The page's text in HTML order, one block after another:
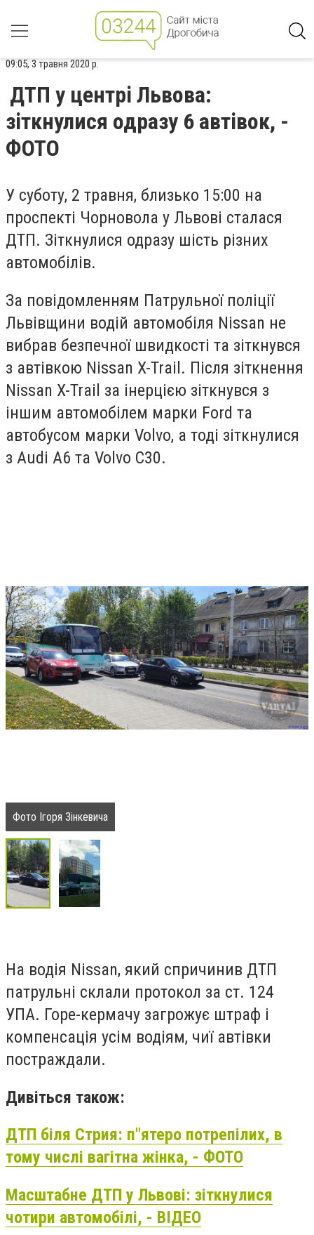
09:05, 3 травня 2020 р.
ДТП у центрі Львова:
зіткнулися одразу 6 автівок, -
ФОТО
У суботу, 2 травня, близько 15:00 на
проспекті Чорновола у Львові сталася
ДТП. Зіткнулися одразу шість різних
автомобілів.
За повідомленням Патрульної поліції
Львівщини водій автомобіля Nissan не
вибрав безпечної швидкості та зіткнувся
з автівкою Nissan X-Trail. Після зіткнення
Nissan X-Trail за інерцією зіткнувся з
іншим автомобілем марки Ford та
автобусом марки Volvo, а тоді зіткнулися
з Audi A6 та Volvo C30.
Фото Ігоря Зінкевича
На водія Nissan, який спричинив ДТП
патрульні склали протокол за ст. 124
УПА. Горе-кермачу загрожує штраф і
компенсація усім водіям, чиї автівки
постраждали.
Дивіться також:
ДТП біля Стрия: п"ятеро потрепілих, в
тому числі вагітна жінка, - ФОТО
Масштабне ДТП у Львові: зіткнулися
чотири автомобілі, - ВІДЕО